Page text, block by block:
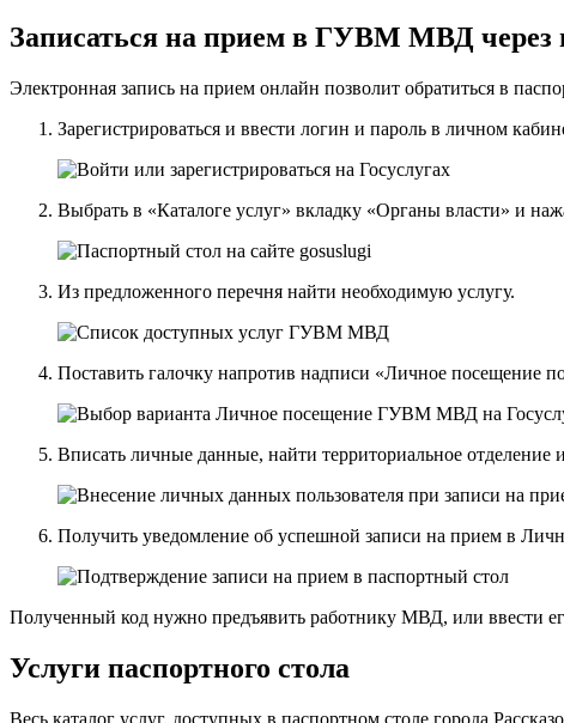
Записаться на прием в ГУВМ МВД через
Электронная запись на прием онлайн позволит обратиться в
Зарегистрироваться и ввести логин и пароль в личном
Выбрать в «Каталоге услуг» вкладку «Органы власти» и
Из предложенного перечня найти необходимую услугу.
Поставить галочку напротив надписи «Личное посещение
Вписать личные данные, найти территориальное отделение
Получить уведомление об успешной записи на прием в
Полученный код нужно предъявить работнику МВД, или ввести
Услуги паспортного стола
Весь каталог услуг, доступных в паспортном столе города